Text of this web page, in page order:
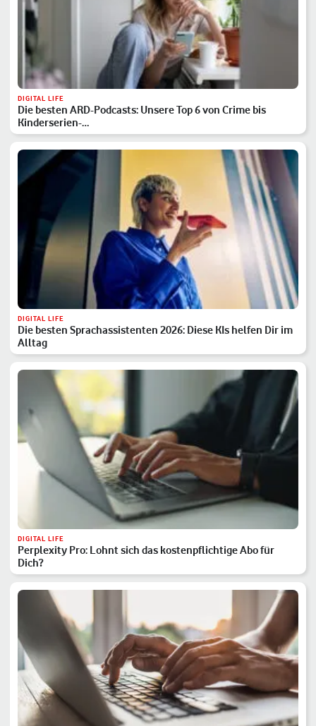
DIGITAL LIFE
Die besten ARD-Podcasts: Unsere Top 6 von Crime bis
Kinderserien-…
DIGITAL LIFE
Die besten Sprachassistenten 2026: Diese KIs helfen Dir im
Alltag
DIGITAL LIFE
Perplexity Pro: Lohnt sich das kostenpflichtige Abo für
Dich?